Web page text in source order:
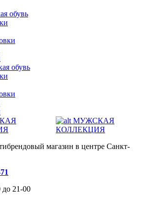
обувь
обувь
МУЖСКАЯ
КОЛЛЕКЦИЯ
магазин в центре Санкт-
21-00